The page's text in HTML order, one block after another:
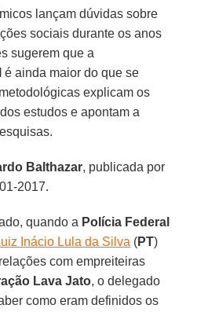
lançam dúvidas sobre
sociais durante os anos
sugerem que a
é ainda maior do que se
explicam os
estudos e apontam a
Balthazar, publicada por
2017.
quando a Polícia Federal
Inácio Lula da Silva (PT)
com empreiteiras
Lava Jato, o delegado
como eram definidos os